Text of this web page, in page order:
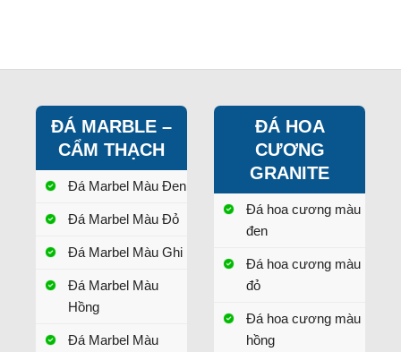
ĐÁ MARBLE –
CẨM THẠCH
Đá Marbel Màu Đen
Đá Marbel Màu Đỏ
Đá Marbel Màu Ghi
Đá Marbel Màu
Hồng
Đá Marbel Màu
ĐÁ HOA
CƯƠNG
GRANITE
Đá hoa cương màu
đen
Đá hoa cương màu
đỏ
Đá hoa cương màu
hồng